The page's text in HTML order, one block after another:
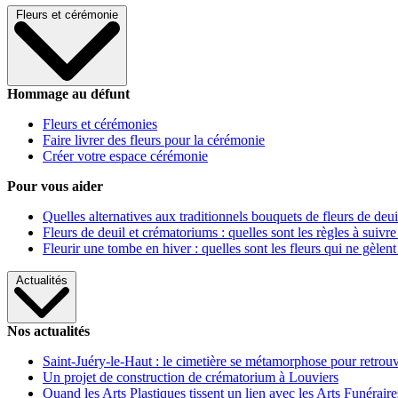
Fleurs et cérémonie
Hommage au défunt
Fleurs et cérémonies
Faire livrer des fleurs pour la cérémonie
Créer votre espace cérémonie
Pour vous aider
Quelles alternatives aux traditionnels bouquets de fleurs de
Fleurs de deuil et crématoriums : quelles sont les règles à
Fleurir une tombe en hiver : quelles sont les fleurs qui ne gèlent
Actualités
Nos actualités
Saint-Juéry-le-Haut : le cimetière se métamorphose pour
Un projet de construction de crématorium à Louviers
Quand les Arts Plastiques tissent un lien avec les Arts